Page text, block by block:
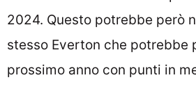
2024. Questo potrebbe però
stesso Everton che potrebbe
prossimo anno con punti in